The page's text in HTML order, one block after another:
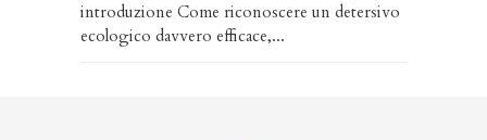
introduzione Come riconoscere un detersivo
ecologico davvero efficace,...